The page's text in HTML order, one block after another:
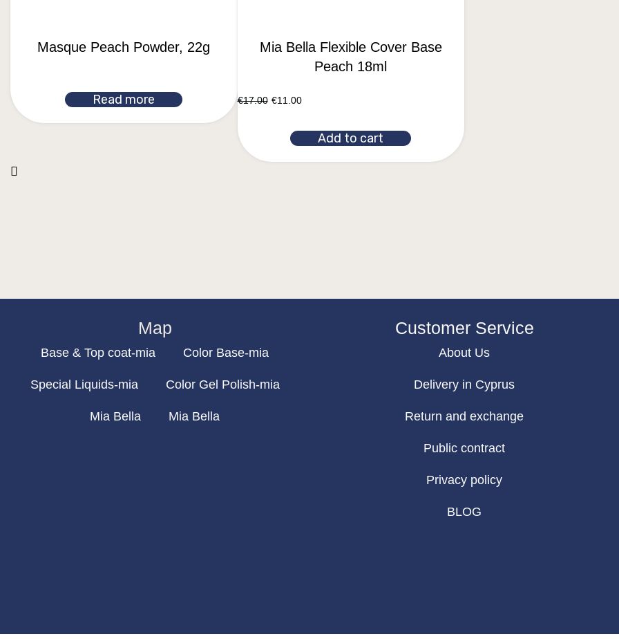
Masque Peach Powder, 22g
Read more
Mia Bella Flexible Cover Base
Peach 18ml
€17.00 €11.00
Add to cart
Customer Service
About Us
Delivery in Cyprus
Return and exchange
Public contract
Privacy policy
BLOG
Map
Base & Top coat-mia Color Base-mia
Special Liquids-mia Color Gel Polish-mia
Mia Bella Mia Bella